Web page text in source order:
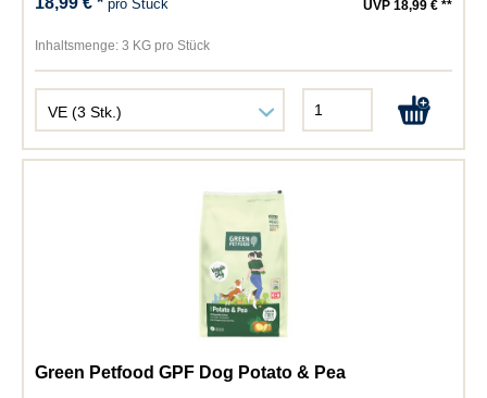
pro Stück UVP 18,99 € **
Inhaltsmenge: 3 KG pro Stück
Green Petfood GPF Dog Potato & Pea